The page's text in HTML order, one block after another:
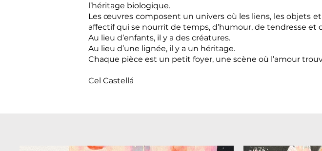
l’héritage biologique.
Les œuvres composent un univers où les liens, les objets
affectif qui se nourrit de temps, d’humour, de tendresse et
Au lieu d’enfants, il y a des créatures.
Au lieu d’une lignée, il y a un héritage.
Chaque pièce est un petit foyer, une scène où l’amour
Cel Castellá